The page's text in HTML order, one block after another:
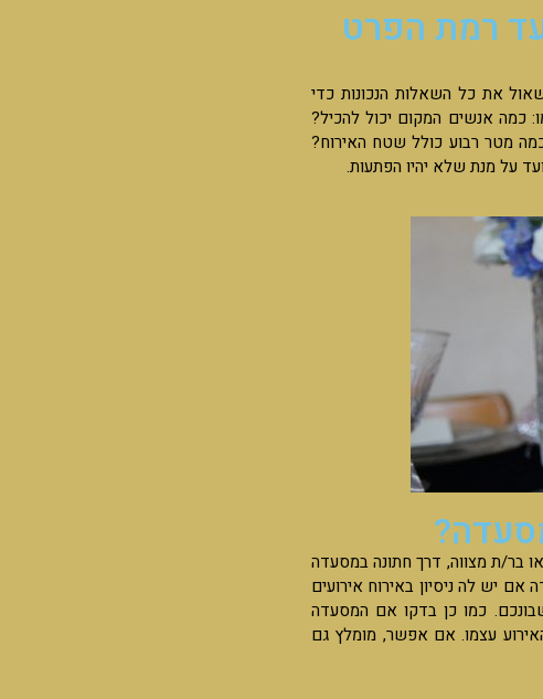
רמת הפרט
את כל השאלות הנכונות כדי
כמה אנשים המקום יכול להכיל?
מטר רבוע כולל שטח האירוח?
על מנת שלא יהיו הפתעות.
או בר/ת מצווה, דרך חתונה במסעדה
אם יש לה ניסיון באירוח אירועים
כמו כן בדקו אם המסעדה
עצמו. אם אפשר, מומלץ גם